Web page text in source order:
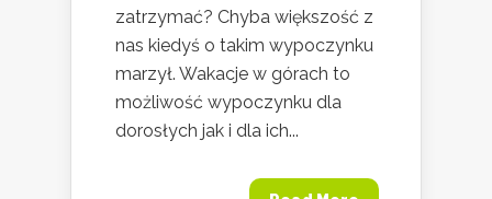
zatrzymać? Chyba większość z
nas kiedyś o takim wypoczynku
marzył. Wakacje w górach to
możliwość wypoczynku dla
dorosłych jak i dla ich...